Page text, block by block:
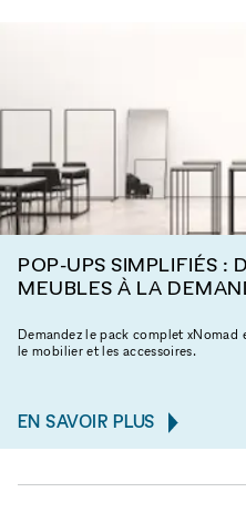
POP-UPS SIMPLIFIÉS :
MEUBLES À LA
Demandez le pack complet xNomad
le mobilier et les accessoires.
EN SAVOIR PLUS